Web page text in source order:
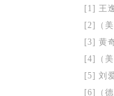
[1] 王
[2]（
[3] 黄
[4]（
[5] 刘
[6]（